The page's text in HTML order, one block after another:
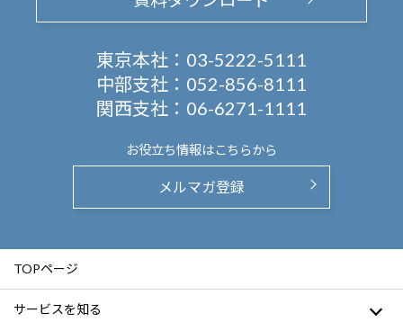
東京本社： 03-5222-5111
中部支社： 052-856-8111
関西支社： 06-6271-1111
お役立ち情報はこちらから
メルマガ登録
TOPページ
サービスを知る